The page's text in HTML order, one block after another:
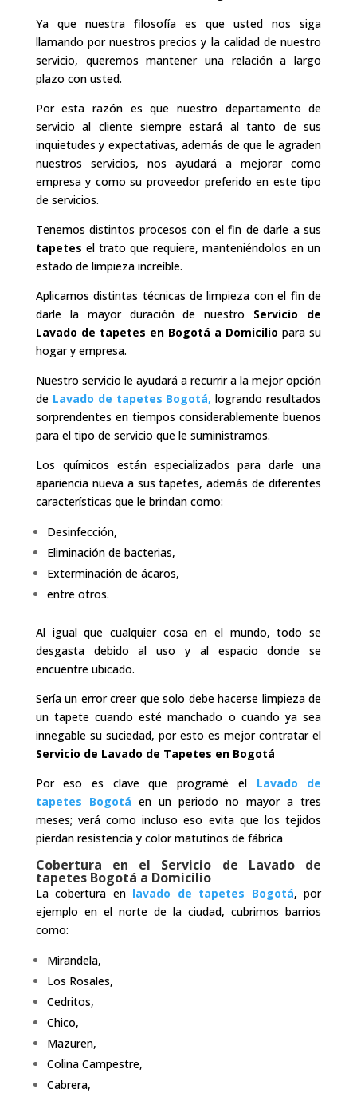
Ya que nuestra filosofía es que usted nos siga
llamando por nuestros precios y la calidad de nuestro
servicio, queremos mantener una relación a largo
plazo con usted.
Por esta razón es que nuestro departamento de
servicio al cliente siempre estará al tanto de sus
inquietudes y expectativas, además de que le agraden
nuestros servicios, nos ayudará a mejorar como
empresa y como su proveedor preferido en este tipo
de servicios.
Tenemos distintos procesos con el fin de darle a sus
tapetes el trato que requiere, manteniéndolos en un
estado de limpieza increíble.
Aplicamos distintas técnicas de limpieza con el fin de
darle la mayor duración de nuestro Servicio de
Lavado de tapetes en Bogotá a Domiciliopara su
hogar y empresa.
Nuestro servicio le ayudará a recurrir a la mejor opción
de Lavado de tapetes Bogotá, logrando resultados
sorprendentes en tiempos considerablemente buenos
para el tipo de servicio que le suministramos.
Los químicos están especializados para darle una
apariencia nueva a sus tapetes, además de diferentes
características que le brindan como:
Desinfección,
Eliminación de bacterias,
Exterminación de ácaros,
entre otros.
Al igual que cualquier cosa en el mundo, todo se
desgasta debido al uso y al espacio donde se
encuentre ubicado.
Sería un error creer que solo debe hacerse limpieza de
un tapete cuando esté manchado o cuando ya sea
innegable su suciedad, por esto es mejor contratar el
Servicio de Lavado de Tapetes en Bogotá
Por eso es clave que programé el Lavado de
tapetes Bogotá en un periodo no mayor a tres
meses; verá como incluso eso evita que los tejidos
pierdan resistencia y color matutinos de fábrica
Cobertura en el Servicio de Lavado de
tapetes Bogotá a Domicilio
La cobertura en lavado de tapetes Bogotá, por
ejemplo en el norte de la ciudad, cubrimos barrios
como:
Mirandela,
Los Rosales,
Cedritos,
Chico,
Mazuren,
Colina Campestre,
Cabrera,